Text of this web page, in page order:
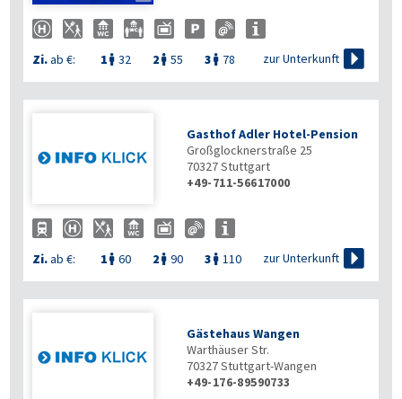
Zi.ab €: 1  32 2  55 3  78 zur Unterkunft 
Gasthof Adler Hotel-Pension
Großglocknerstraße 25
70327Stuttgart
+49-711-56617000
Zi.ab €: 1  60 2  90 3  110 zur Unterkunft 
Gästehaus Wangen
Warthäuser Str.
70327Stuttgart-Wangen
+49-176-89590733